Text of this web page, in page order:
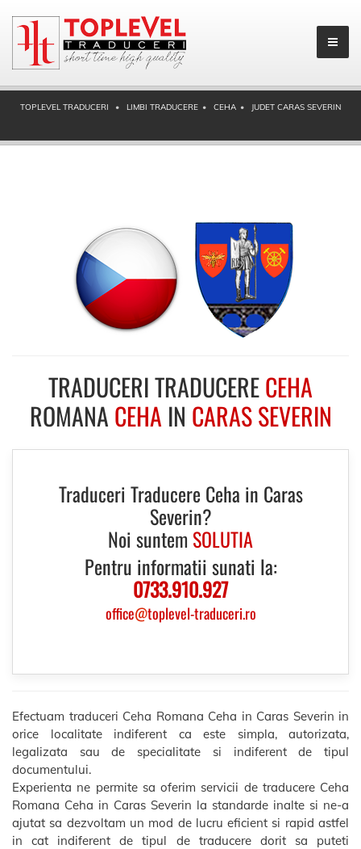
TOPLEVEL TRADUCERI LIMBI TRADUCERE CEHA JUDET CARAS SEVERIN
TRADUCERI TRADUCERECEHA
ROMANA CEHA IN CARAS SEVERIN
Traduceri Traducere Ceha in Caras
Severin?
Noi suntem SOLUTIA
Pentru informatii sunati la:
0733.910.927
office@toplevel-traduceri.ro
Efectuam traduceri Ceha Romana Ceha in Caras Severin in
orice localitate indiferent ca este simpla, autorizata,
legalizata sau de specialitate si indiferent de tipul
documentului.
Experienta ne permite sa oferim servicii de traducere Ceha
Romana Ceha in Caras Severin la standarde inalte si ne-a
ajutat sa dezvoltam un mod de lucru eficient si rapid astfel
in cat indiferent de tipul de traducere dorit sa puteti